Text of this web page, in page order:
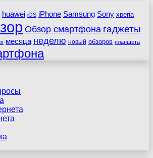
huawei iOS iPhone Samsung Sony xperia
Обзор смартфона гаджеты
месяца неделю новый обзоров планшета